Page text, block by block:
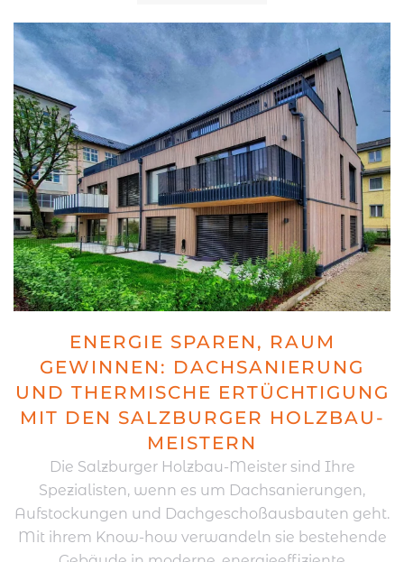
ENERGIE SPAREN, RAUM
GEWINNEN: DACHSANIERUNG
UND THERMISCHE ERTÜCHTIGUNG
MIT DEN SALZBURGER HOLZBAU-
MEISTERN
Die Salzburger Holzbau-Meister sind Ihre
Spezialisten, wenn es um Dachsanierungen,
Aufstockungen und Dachgeschoßausbauten geht.
Mit ihrem Know-how verwandeln sie bestehende